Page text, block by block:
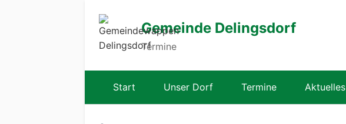
Gemeinde Delingsdorf
Termine
Start Unser Dorf Termine Aktuelles